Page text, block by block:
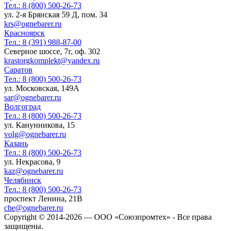
Тел.: 8 (800) 500-26-73
ул. 2-я Брянская 59 Д, пом. 34
krs@ognebarer.ru
Красноярск
Тел.: 8 (391) 988-87-00
Северное шоссе, 7г, оф. 302
krastorgkomplekt@yandex.ru
Саратов
Тел.: 8 (800) 500-26-73
ул. Московская, 149А
sar@ognebarer.ru
Волгоград
Тел.: 8 (800) 500-26-73
ул. Канунникова, 15
volg@ognebarer.ru
Казань
Тел.: 8 (800) 500-26-73
ул. Некрасова, 9
kaz@ognebarer.ru
Челябинск
Тел.: 8 (800) 500-26-73
проспект Ленина, 21В
che@ognebarer.ru
Copyright © 2014-2026 — ООО «Союзпромтех» - Все права
защищены.